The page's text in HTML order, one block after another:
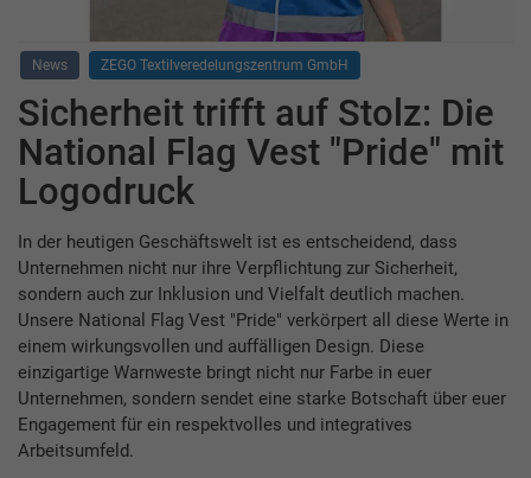
News ZEGO Textilveredelungszentrum GmbH
Sicherheit trifft auf Stolz: Die
National Flag Vest "Pride" mit
Logodruck
In der heutigen Geschäftswelt ist es entscheidend, dass
Unternehmen nicht nur ihre Verpflichtung zur Sicherheit,
sondern auch zur Inklusion und Vielfalt deutlich machen.
Unsere National Flag Vest "Pride" verkörpert all diese Werte in
einem wirkungsvollen und auffälligen Design. Diese
einzigartige Warnweste bringt nicht nur Farbe in euer
Unternehmen, sondern sendet eine starke Botschaft über euer
Engagement für ein respektvolles und integratives
Arbeitsumfeld.